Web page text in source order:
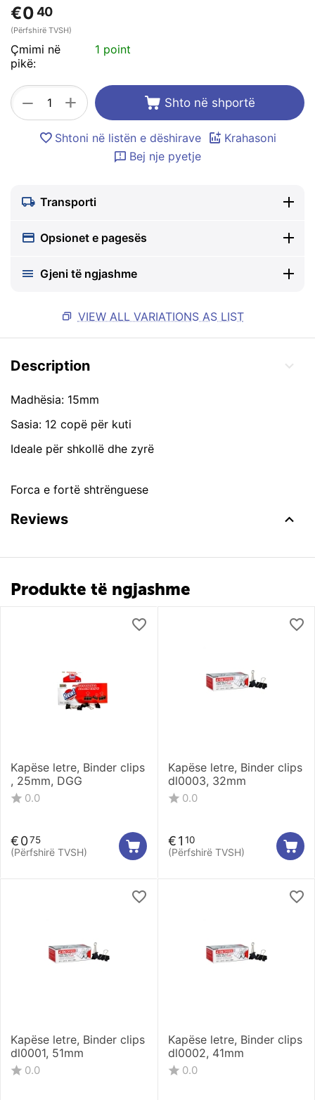
€040
(Përfshirë TVSH)
Çmimi në
pikë:
1 point
+
− Shto në shportë
Shtoni në listën e dëshirave
Krahasoni
Bej nje pyetje
Transporti
Opsionet e pagesës
Gjeni të ngjashme
VIEW ALL VARIATIONS AS LIST
Description
Madhësia: 15mm
Sasia: 12 copë për kuti
Ideale për shkollë dhe zyrë
Forca e fortë shtrënguese
Reviews
Produkte të ngjashme
Kapëse letre, Binder clips
, 25mm, DGG
0.0
€075
(Përfshirë TVSH)
Kapëse letre, Binder clips
dl0003, 32mm
0.0
€1 10
(Përfshirë TVSH)
Kapëse letre, Binder clips
dl0001, 51mm
0.0
Kapëse letre, Binder clips
dl0002, 41mm
0.0